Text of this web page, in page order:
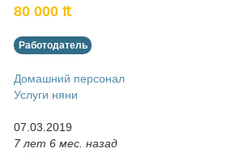
80 000 ₶
Работодатель
Домашний персонал
Услуги няни
07.03.2019
7 лет 6 мес. назад